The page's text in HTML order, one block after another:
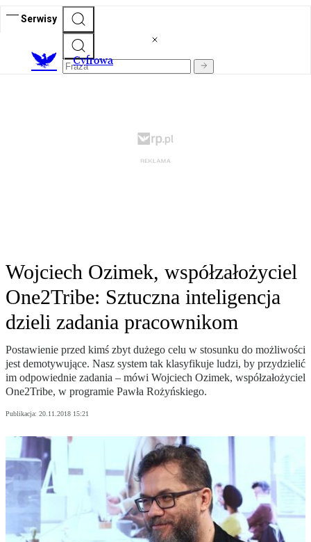
Serwisy
Cyfrowa
Wojciech Ozimek, współzałożyciel
One2Tribe: Sztuczna inteligencja
dzieli zadania pracownikom
Postawienie przed kimś zbyt dużego celu w stosunku do możliwości
jest demotywujące. Nasz system tak klasyfikuje ludzi, by przydzielić
im odpowiednie zadania – mówi Wojciech Ozimek, współzałożyciel
One2Tribe, w programie Pawła Rożyńskiego.
Publikacja: 20.11.2018 15:21